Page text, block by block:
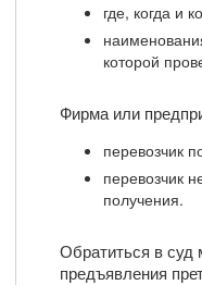
где, когда и
которой
Фирма или
перевозчик
перевозчик
получения.
Обратиться в суд
предъявления